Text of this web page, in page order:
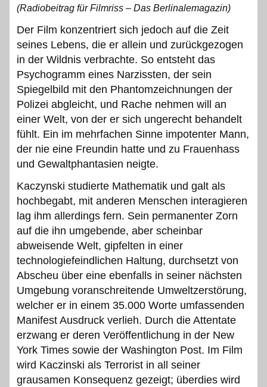
(Radiobeitrag für Filmriss – Das Berlinalemagazin)
Der Film konzentriert sich jedoch auf die Zeit
seines Lebens, die er allein und zurückgezogen
in der Wildnis verbrachte. So entsteht das
Psychogramm eines Narzissten, der sein
Spiegelbild mit den Phantomzeichnungen der
Polizei abgleicht, und Rache nehmen will an
einer Welt, von der er sich ungerecht behandelt
fühlt. Ein im mehrfachen Sinne impotenter Mann,
der nie eine Freundin hatte und zu Frauenhass
und Gewaltphantasien neigte.
Kaczynski studierte Mathematik und galt als
hochbegabt, mit anderen Menschen interagieren
lag ihm allerdings fern. Sein permanenter Zorn
auf die ihn umgebende, aber scheinbar
abweisende Welt, gipfelten in einer
technologiefeindlichen Haltung, durchsetzt von
Abscheu über eine ebenfalls in seiner nächsten
Umgebung voranschreitende Umweltzerstörung,
welcher er in einem 35.000 Worte umfassenden
Manifest Ausdruck verlieh. Durch die Attentate
erzwang er deren Veröffentlichung in der New
York Times sowie der Washington Post. Im Film
wird Kaczinski als Terrorist in all seiner
grausamen Konsequenz gezeigt; überdies wird